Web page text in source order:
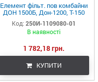
Елемент фільт. пов комбайни
ДОН 1500Б, Дон-1200, Т-150
Код: 250И-1109080-01
В наявності
1 782,18 грн.
КУПИТИ